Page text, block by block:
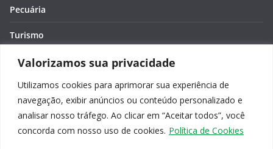
Valorizamos sua privacidade
Utilizamos cookies para aprimorar sua experiência de
navegação, exibir anúncios ou conteúdo personalizado e
analisar nosso tráfego. Ao clicar em “Aceitar todos”, você
concorda com nosso uso de cookies. Política de Cookies
Pecuária
Turismo
Economia
Meio Ambiente
Editora: Verônica Macêdo